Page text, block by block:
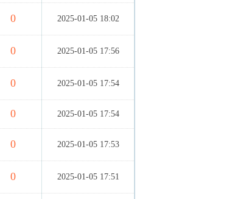
0 2025-01-05 18:02
0 2025-01-05 17:56
0 2025-01-05 17:54
0 2025-01-05 17:54
0 2025-01-05 17:53
0 2025-01-05 17:51